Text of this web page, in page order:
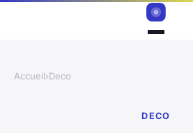
Accueil›Deco
DECO